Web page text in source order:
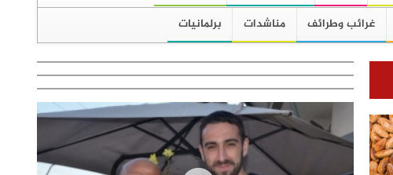
غرائب وطرائف مناشدات برلمانيات